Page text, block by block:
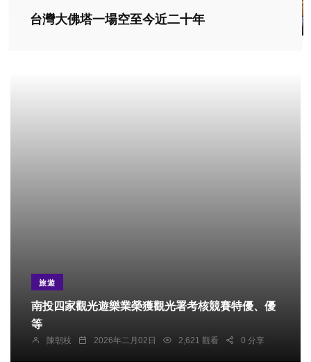
台灣大佛塔一場空至今近二十年
旅遊
南投四家觀光遊樂業榮獲觀光署考核競賽特優、優
等
陳朝枝 2026年二月02日 2,621 觀看 0 分享